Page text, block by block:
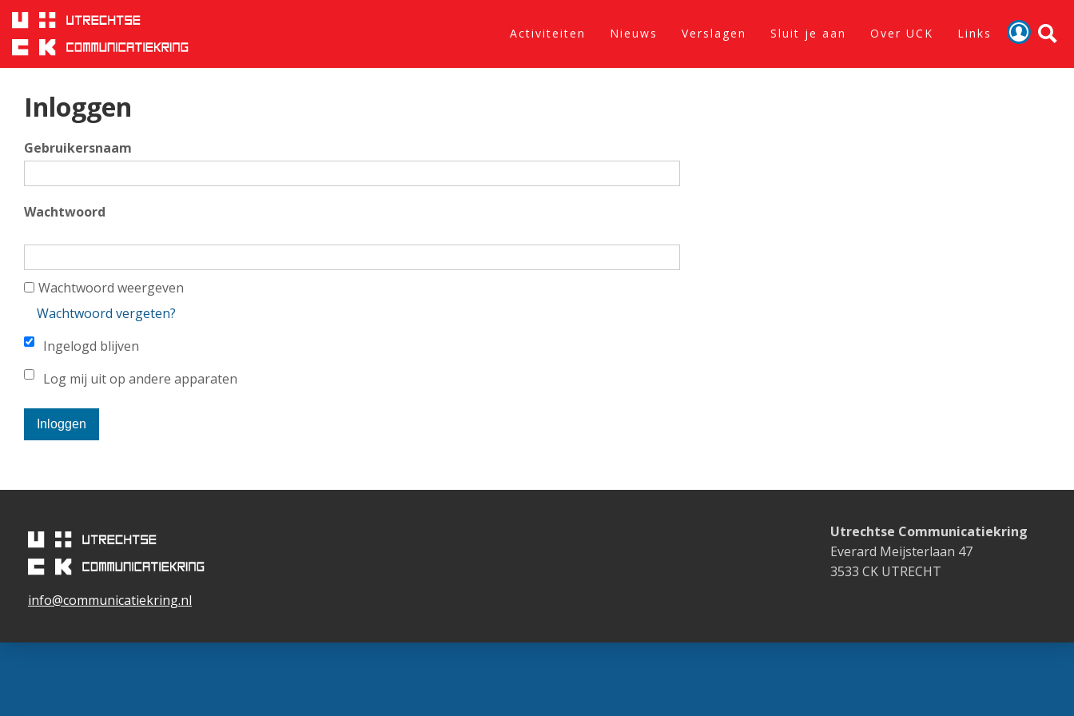
Inloggen
Sla
links
over
Spring
hoofd
inhoud
naar
hoofdnavigatie
Activiteiten Nieuws Verslagen Sluit je aan Over UCK Links
Inloggen
Gebruikersnaam
Wachtwoord
Wachtwoord weergeven
Wachtwoord vergeten?
Ingelogd blijven
Log mij uit op andere apparaten
Inloggen
info@communicatiekring.nl
Utrechtse Communicatiekring
Everard Meijsterlaan 47
3533 CK UTRECHT